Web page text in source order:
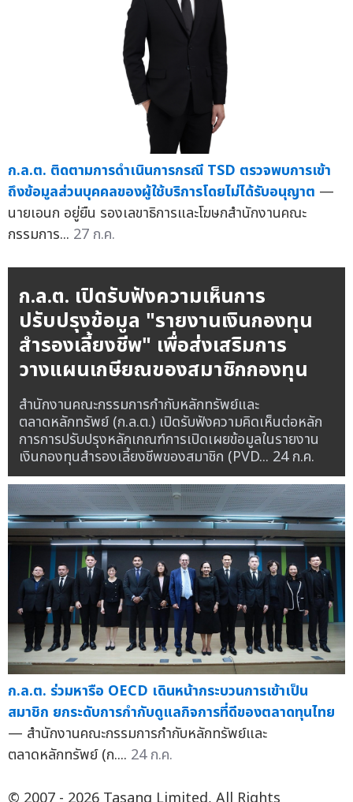
ก.ล.ต. ติดตามการดำเนินการกรณี TSD ตรวจพบการเข้า
ถึงข้อมูลส่วนบุคคลของผู้ใช้บริการโดยไม่ได้รับอนุญาต —
นายเอนก อยู่ยืน รองเลขาธิการและโฆษกสำนักงานคณะ
กรรมการ... 27 ก.ค.
ก.ล.ต. เปิดรับฟังความเห็นการ
ปรับปรุงข้อมูล "รายงานเงินกองทุน
สำรองเลี้ยงชีพ" เพื่อส่งเสริมการ
วางแผนเกษียณของสมาชิกกองทุน
สำนักงานคณะกรรมการกำกับหลักทรัพย์และ
ตลาดหลักทรัพย์ (ก.ล.ต.) เปิดรับฟังความคิดเห็นต่อหลัก
การการปรับปรุงหลักเกณฑ์การเปิดเผยข้อมูลในรายงาน
เงินกองทุนสำรองเลี้ยงชีพของสมาชิก (PVD... 24 ก.ค.
ก.ล.ต. ร่วมหารือ OECD เดินหน้ากระบวนการเข้าเป็น
สมาชิก ยกระดับการกำกับดูแลกิจการที่ดีของตลาดทุนไทย
— สำนักงานคณะกรรมการกำกับหลักทรัพย์และ
ตลาดหลักทรัพย์ (ก.... 24 ก.ค.